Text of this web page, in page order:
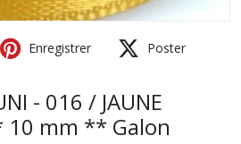
Enregistrer Poster
- 016 / JAUNE
10 mm ** Galon